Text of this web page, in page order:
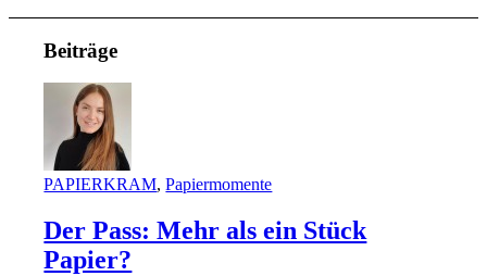
Beiträge
PAPIERKRAM,Papiermomente
Der Pass: Mehr als ein Stück
Papier?